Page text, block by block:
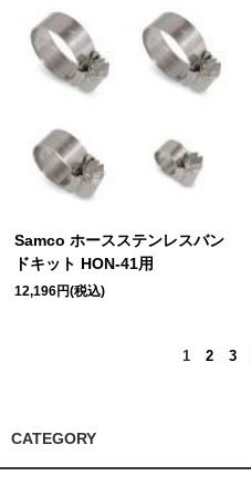
Samco ホースステンレスバン
ドキット HON-41用
12,196円(税込)
1 2 3
CATEGORY